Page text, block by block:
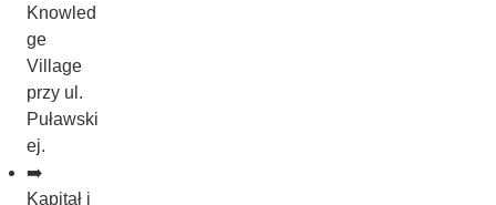
Knowled
ge
Village
przy ul.
Puławski
ej.
➡️
Kapitał i